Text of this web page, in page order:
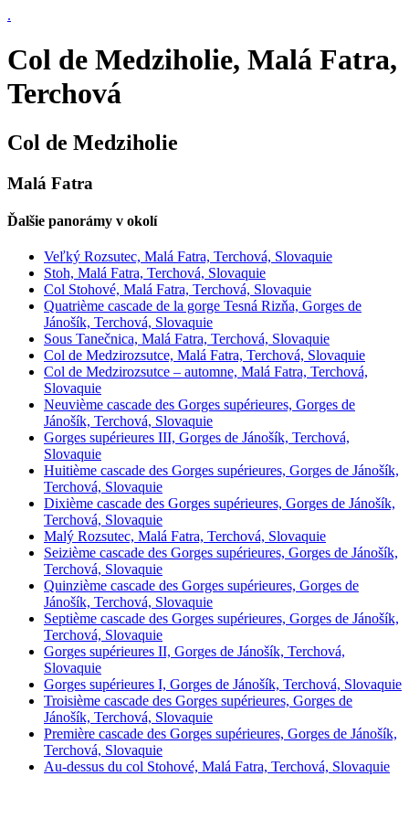
.
Col de Medziholie, Malá Fatra,
Terchová
Col de Medziholie
Malá Fatra
Ďalšie panorámy v okolí
Veľký Rozsutec, Malá Fatra, Terchová, Slovaquie
Stoh, Malá Fatra, Terchová, Slovaquie
Col Stohové, Malá Fatra, Terchová, Slovaquie
Quatrième cascade de la gorge Tesná Rizňa, Gorges de
Jánošík, Terchová, Slovaquie
Sous Tanečnica, Malá Fatra, Terchová, Slovaquie
Col de Medzirozsutce, Malá Fatra, Terchová, Slovaquie
Col de Medzirozsutce – automne, Malá Fatra, Terchová,
Slovaquie
Neuvième cascade des Gorges supérieures, Gorges de
Jánošík, Terchová, Slovaquie
Gorges supérieures III, Gorges de Jánošík, Terchová,
Slovaquie
Huitième cascade des Gorges supérieures, Gorges de Jánošík,
Terchová, Slovaquie
Dixième cascade des Gorges supérieures, Gorges de Jánošík,
Terchová, Slovaquie
Malý Rozsutec, Malá Fatra, Terchová, Slovaquie
Seizième cascade des Gorges supérieures, Gorges de Jánošík,
Terchová, Slovaquie
Quinzième cascade des Gorges supérieures, Gorges de
Jánošík, Terchová, Slovaquie
Septième cascade des Gorges supérieures, Gorges de Jánošík,
Terchová, Slovaquie
Gorges supérieures II, Gorges de Jánošík, Terchová,
Slovaquie
Gorges supérieures I, Gorges de Jánošík, Terchová, Slovaquie
Troisième cascade des Gorges supérieures, Gorges de
Jánošík, Terchová, Slovaquie
Première cascade des Gorges supérieures, Gorges de Jánošík,
Terchová, Slovaquie
Au-dessus du col Stohové, Malá Fatra, Terchová, Slovaquie